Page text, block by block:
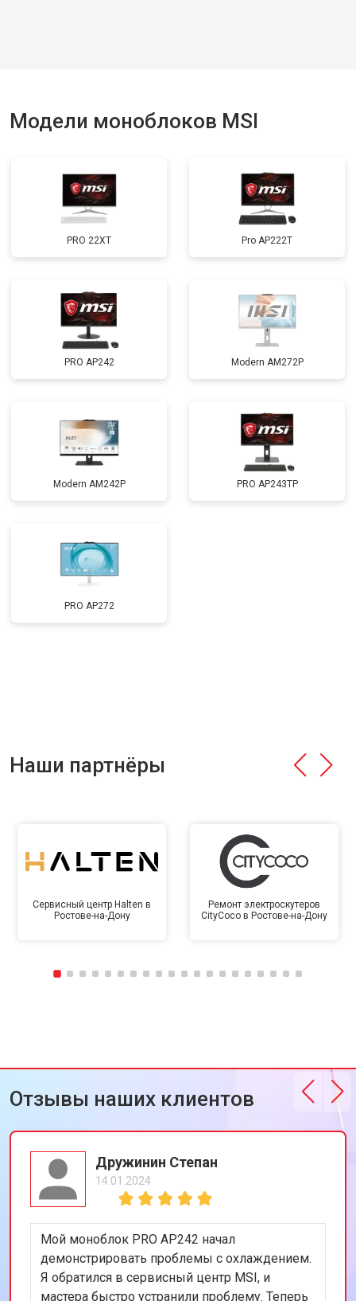
Модели моноблоков MSI
PRO 22XT Pro AP222T
PRO AP242 Modern AM272P
Modern AM242P PRO AP243TP
PRO AP272
Наши партнёры
Сервисный центр Halten в
Ростове-на-Дону
Ремонт электроскутеров
CityCoco в Ростове-на-Дону
Отзывы наших клиентов
Дружинин Степан
14.01.2024
Мой моноблок PRO AP242 начал
демонстрировать проблемы с охлаждением.
Я обратился в сервисный центр MSI, и
мастера быстро устранили проблему. Теперь